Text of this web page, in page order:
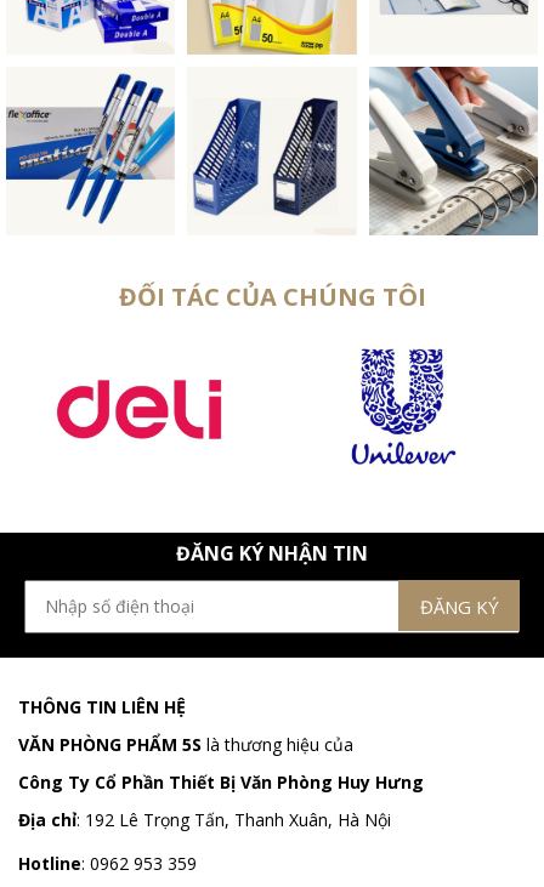
ĐỐI TÁC CỦA CHÚNG TÔI
ĐĂNG KÝ NHẬN TIN
THÔNG TIN LIÊN HỆ
VĂN PHÒNG PHẨM 5S là thương hiệu của
Công Ty Cổ Phần Thiết Bị Văn Phòng Huy Hưng
Địa chỉ: 192 Lê Trọng Tấn, Thanh Xuân, Hà Nội
Hotline: 0962 953 359